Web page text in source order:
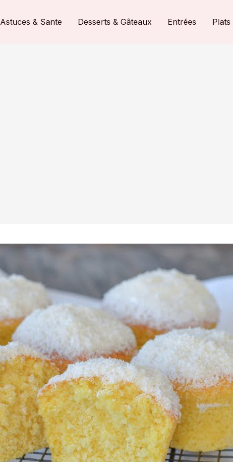
Astuces & Sante Desserts & Gâteaux Entrées Plats